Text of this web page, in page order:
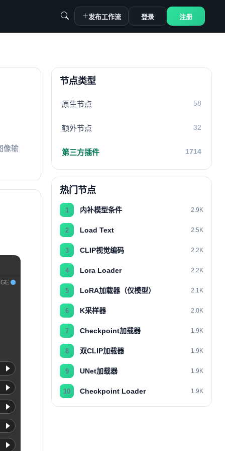
发布工作流 登录 注册
像输
节点类型
原生节点 58
额外节点 32
第三方插件 1714
热门节点
1 内补模型条件 2.9K
2 Load Text 2.5K
3 CLIP视觉编码 2.2K
4 Lora Loader 2.2K
5 LoRA加载器（仅模型） 2.1K
6 K采样器 2.0K
7 Checkpoint加载器 1.9K
8 双CLIP加载器 1.9K
9 UNet加载器 1.9K
10 Checkpoint Loader 1.9K